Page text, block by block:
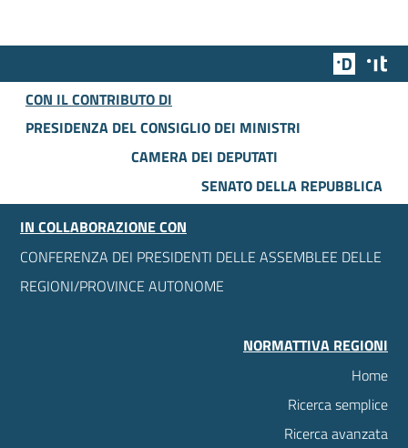
Team
CON IL CONTRIBUTO DI
PRESIDENZA DEL CONSIGLIO DEI MINISTRI
CAMERA DEI DEPUTATI
SENATO DELLA REPUBBLICA
IN COLLABORAZIONE CON
CONFERENZA DEI PRESIDENTI DELLE ASSEMBLEE DELLE
REGIONI/PROVINCE AUTONOME
NORMATTIVA REGIONI
Home
Ricerca semplice
Ricerca avanzata